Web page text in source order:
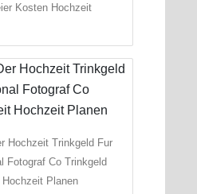
Kosten Hochzeit
Hochzeit Trinkgeld Fur
Fotograf Co Trinkgeld
Hochzeit Planen